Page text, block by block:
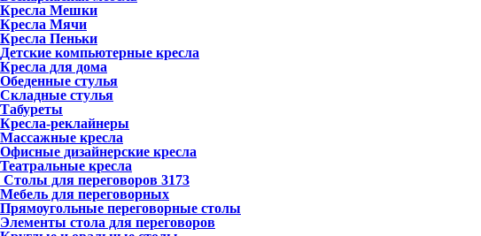
Кресла Мешки
Кресла Мячи
Кресла Пеньки
Детские компьютерные кресла
Кресла для дома
Обеденные стулья
Складные стулья
Табуреты
Кресла-реклайнеры
Массажные кресла
Офисные дизайнерские кресла
Театральные кресла
Столы для переговоров 3173
Мебель для переговорных
Прямоугольные переговорные столы
Элементы стола для переговоров